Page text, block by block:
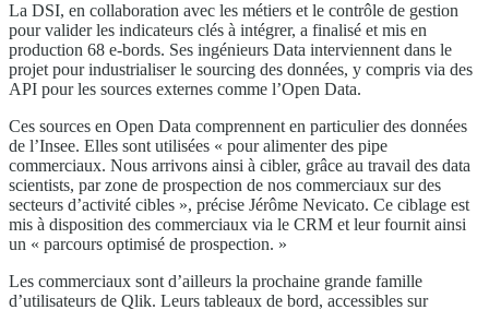
La DSI, en collaboration avec les métiers et le contrôle de gestion
pour valider les indicateurs clés à intégrer, a finalisé et mis en
production 68 e-bords. Ses ingénieurs Data interviennent dans le
projet pour industrialiser le sourcing des données, y compris via des
API pour les sources externes comme l’Open Data.
Ces sources en Open Data comprennent en particulier des données
de l’Insee. Elles sont utilisées « pour alimenter des pipe
commerciaux. Nous arrivons ainsi à cibler, grâce au travail des data
scientists, par zone de prospection de nos commerciaux sur des
secteurs d’activité cibles », précise Jérôme Nevicato. Ce ciblage est
mis à disposition des commerciaux via le CRM et leur fournit ainsi
un « parcours optimisé de prospection. »
Les commerciaux sont d’ailleurs la prochaine grande famille
d’utilisateurs de Qlik. Leurs tableaux de bord, accessibles sur